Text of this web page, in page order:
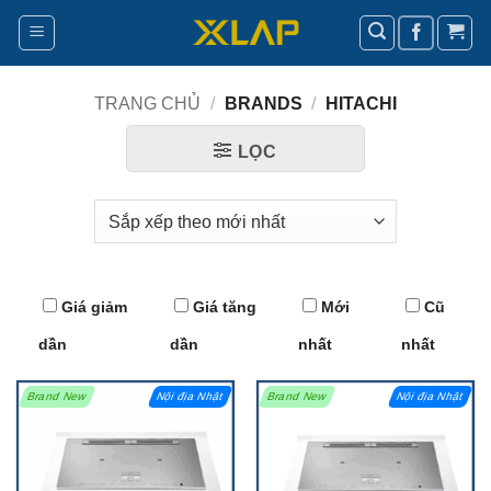
Bỏ
nội
TRANG CHỦ / BRANDS / HITACHI
LỌC
Giá giảm
dần
Giá tăng
dần
Mới
nhất
Cũ
nhất
Brand New Nội địa Nhật Brand New Nội địa Nhật